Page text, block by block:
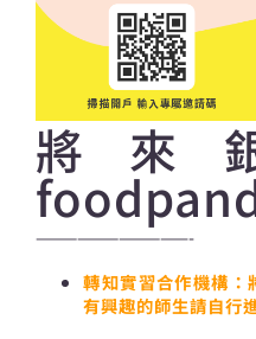
將來
———————————-
轉知實習合作機構
有興趣的師生請自行